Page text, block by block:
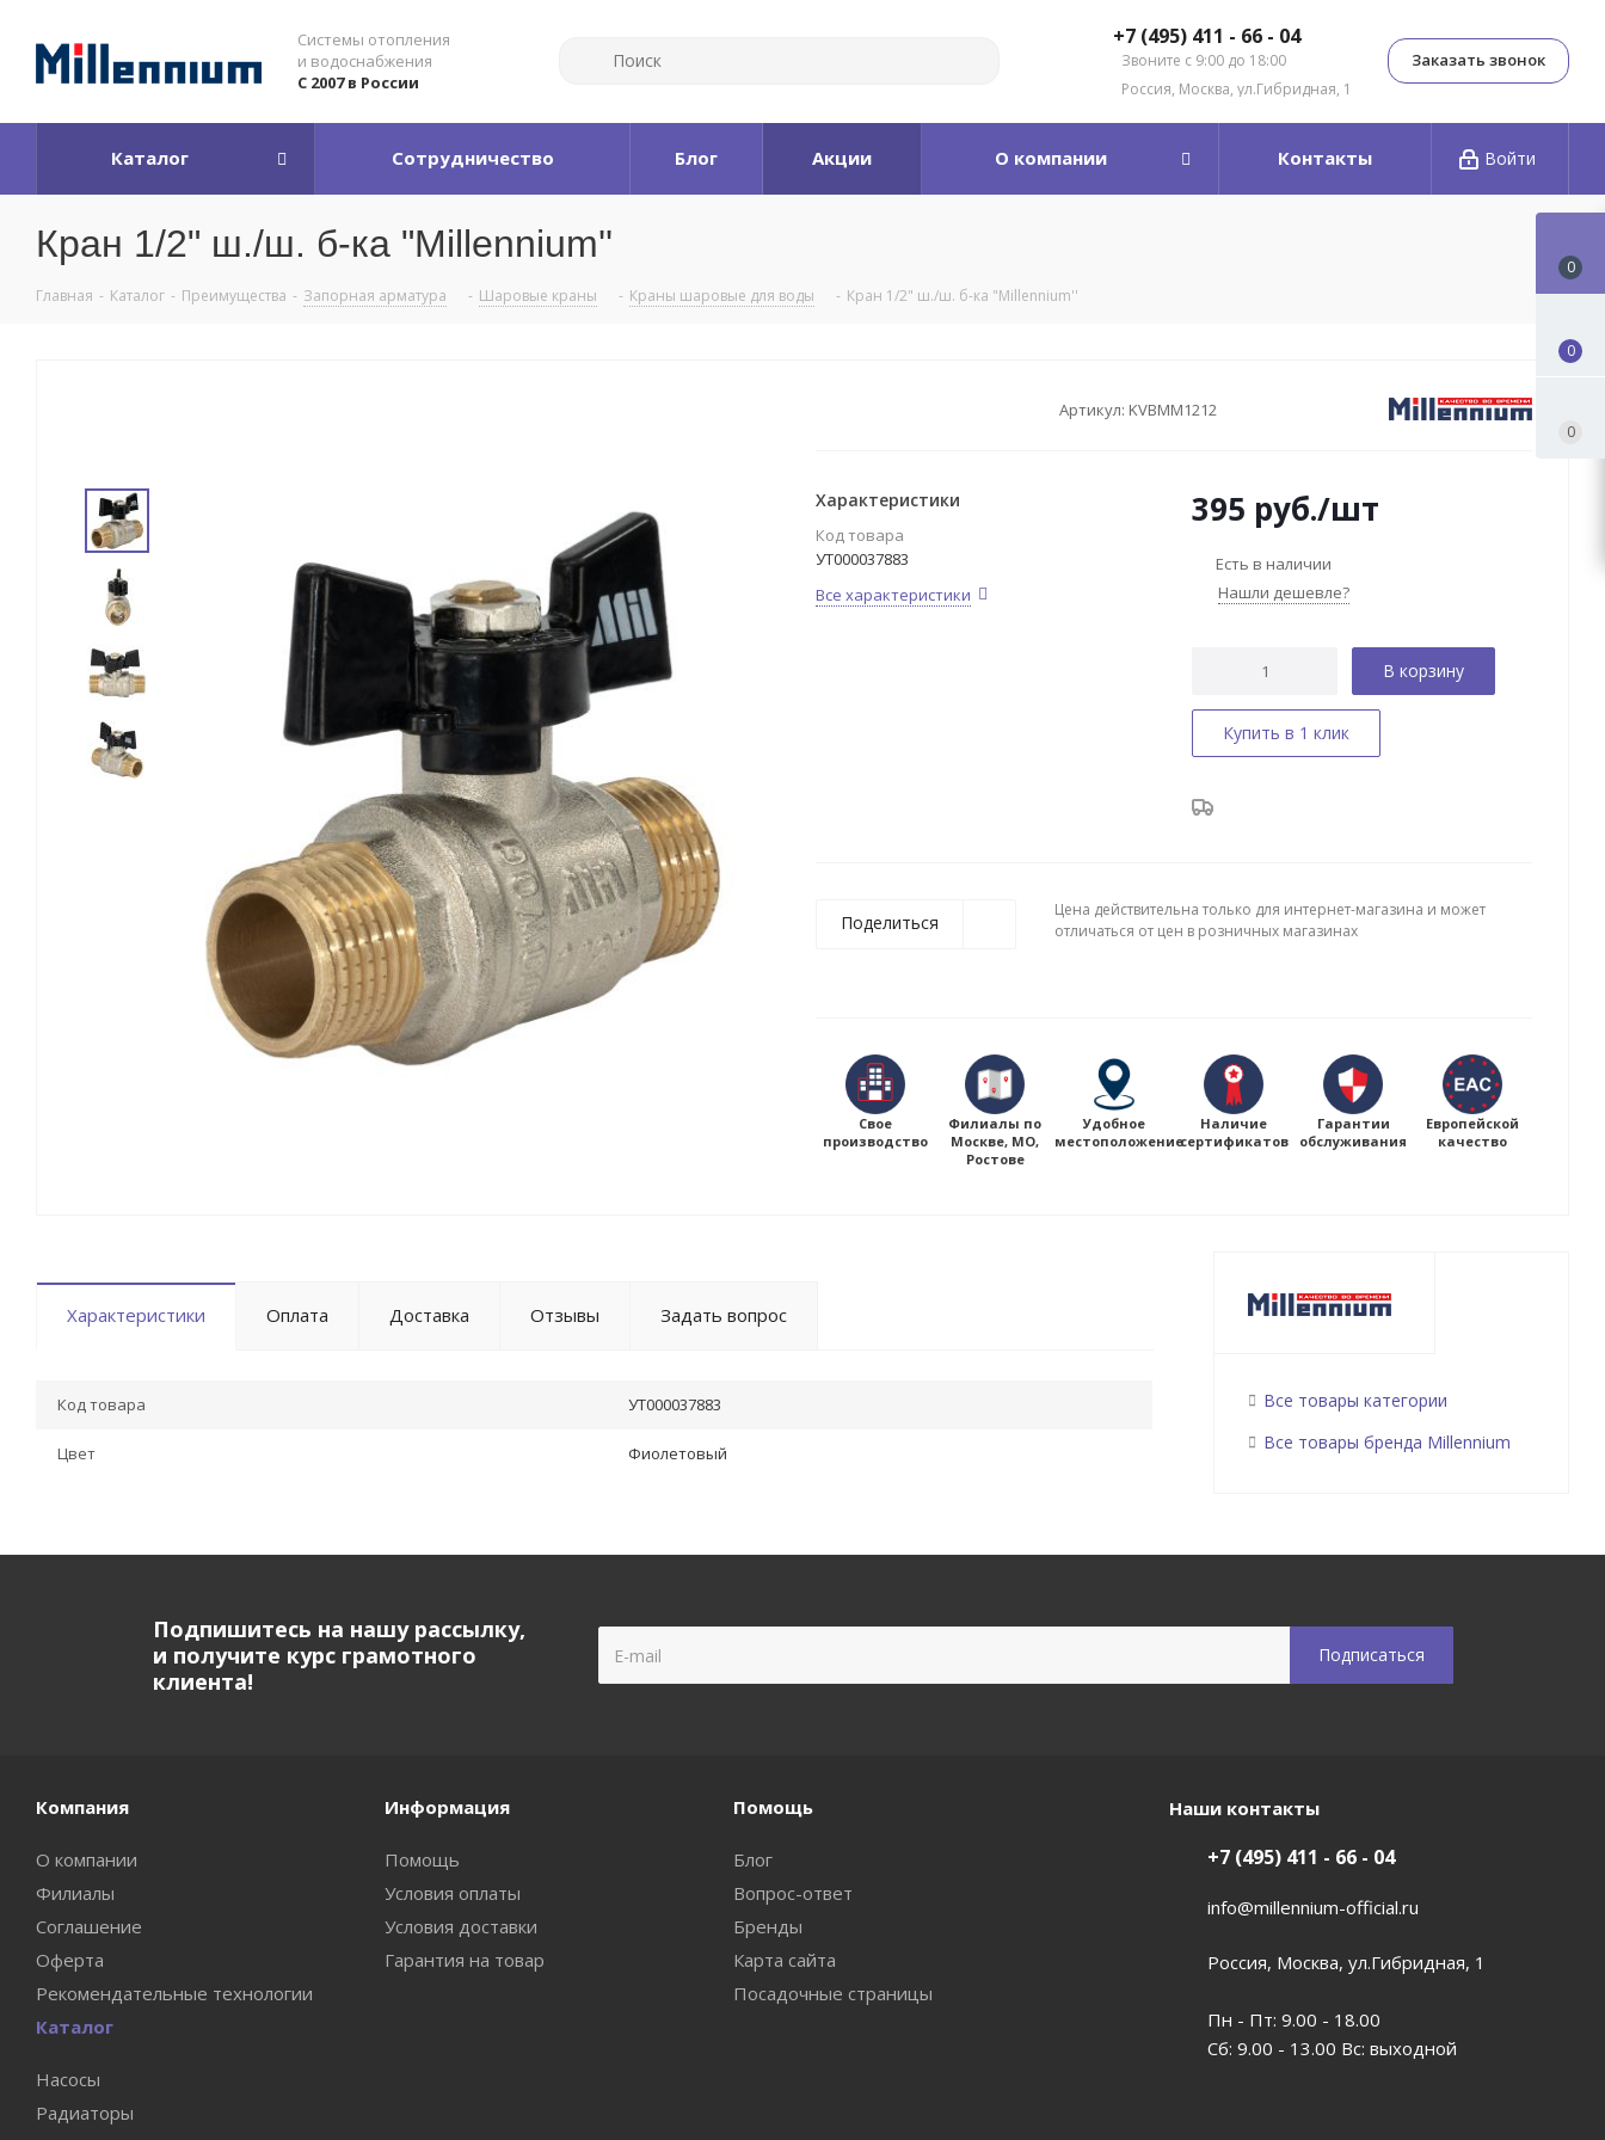
Системы отопления
и водоснабжения
С 2007 в России
+7 (495) 411 - 66 - 04
Звоните с 9:00 до 18:00
Россия, Москва, ул.Гибридная, 1
Заказать звонок
Войти
Каталог Сотрудничество Блог Акции О компании Контакты
Кран 1/2" ш./ш. б-ка "Millennium''
Главная - Каталог - Преимущества - Запорная арматура - Шаровые краны - Краны шаровые для воды - Кран 1/2" ш./ш. б-ка "Millennium''
Артикул: KVBMM1212
Характеристики
Код товара
УТ000037883
Все характеристики
395 руб./шт
Есть в наличии
Нашли дешевле?
В корзину
Купить в 1 клик
Поделиться
Цена действительна только для интернет-магазина и может
отличаться от цен в розничных магазинах
Свое
производство
Филиалы по
Москве, МО,
Ростове
Удобное
местоположение
Наличие
сертификатов
Гарантии
обслуживания
Европейской
качество
Характеристики Оплата Доставка Отзывы Задать вопрос
Код товара УТ000037883
Цвет Фиолетовый
Все товары категории
Все товары бренда Millennium
Подпишитесь на нашу рассылку,
и получите курс грамотного
клиента!
Компания
О компании
Филиалы
Соглашение
Оферта
Рекомендательные технологии
Информация
Помощь
Условия оплаты
Условия доставки
Гарантия на товар
Помощь
Блог
Вопрос-ответ
Бренды
Карта сайта
Посадочные страницы
Каталог
Насосы
Радиаторы
Наши контакты
+7 (495) 411 - 66 - 04
info@millennium-official.ru
Россия, Москва, ул.Гибридная, 1
Пн - Пт: 9.00 - 18.00
Сб: 9.00 - 13.00 Вс: выходной
0
0
0